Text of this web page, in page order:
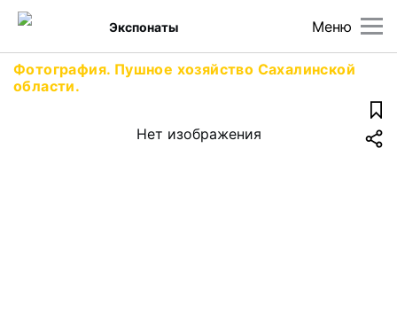
Меню
Экспонаты
Фотография. Пушное хозяйство Сахалинской
области.
Нет изображения